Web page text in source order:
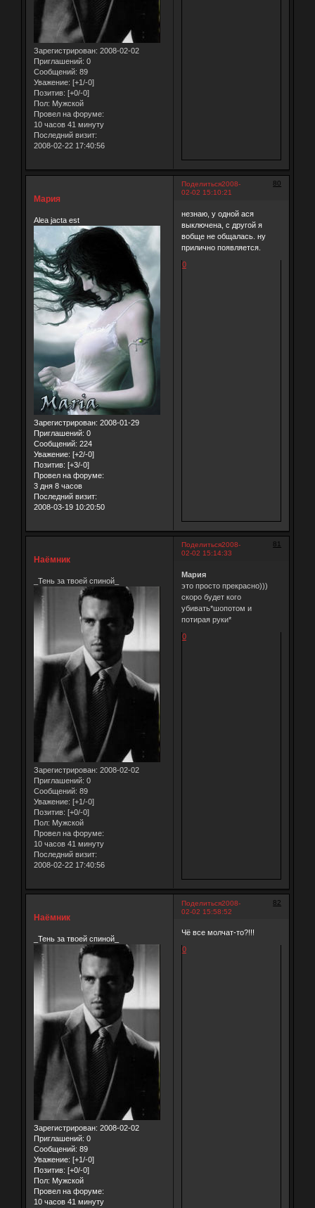
Зарегистрирован: 2008-02-02
Приглашений: 0
Сообщений: 89
Уважение: [+1/-0]
Позитив: [+0/-0]
Пол: Мужской
Провел на форуме:
10 часов 41 минуту
Последний визит:
2008-02-22 17:40:56
Поделиться 80
2008-
02-02 15:10:21
Мария
Alea jacta est
Зарегистрирован: 2008-01-29
Приглашений: 0
Сообщений: 224
Уважение: [+2/-0]
Позитив: [+3/-0]
Провел на форуме:
3 дня 8 часов
Последний визит:
2008-03-19 10:20:50
незнаю, у одной ася
выключена, с другой я
вобще не общалась. ну
прилично появляется.
0
Поделиться 81
2008-
02-02 15:14:33
Наёмник
_Тень за твоей спиной_
Зарегистрирован: 2008-02-02
Приглашений: 0
Сообщений: 89
Уважение: [+1/-0]
Позитив: [+0/-0]
Пол: Мужской
Провел на форуме:
10 часов 41 минуту
Последний визит:
2008-02-22 17:40:56
Мария
это просто прекрасно)))
скоро будет кого
убивать*шопотом и
потирая руки*
0
Поделиться 82
2008-
02-02 15:58:52
Наёмник
_Тень за твоей спиной_
Зарегистрирован: 2008-02-02
Приглашений: 0
Сообщений: 89
Уважение: [+1/-0]
Позитив: [+0/-0]
Пол: Мужской
Провел на форуме:
10 часов 41 минуту
Чё все молчат-то?!!!
0